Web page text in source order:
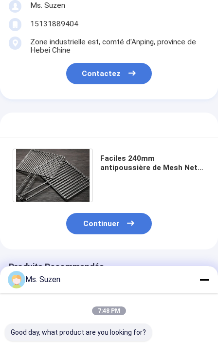
Ms. Suzen
15131889404
Zone industrielle est, comté d'Anping, province de
Hebei Chine
Contactez
Faciles 240mm
antipoussière de Mesh Net
Continuer
Produits Recommandés
Ms. Suzen
7:48 PM
Good day, what product are you looking for?